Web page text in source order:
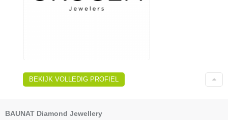
BEKIJK VOLLEDIG PROFIEL
BAUNAT Diamond Jewellery